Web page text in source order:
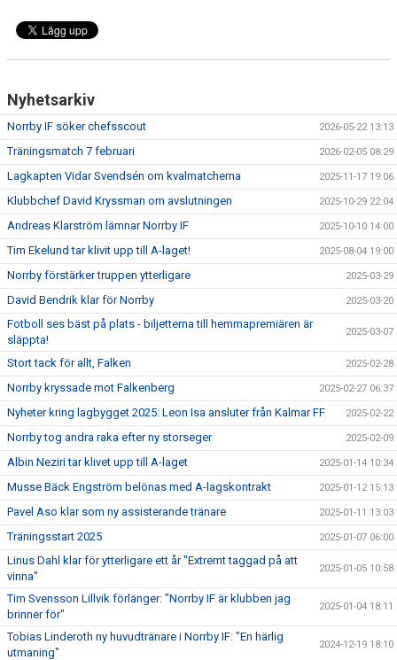
Nyhetsarkiv
Norrby IF söker chefsscout 2026-05-22 13:13
Träningsmatch 7 februari 2026-02-05 08:29
Lagkapten Vidar Svendsén om kvalmatcherna 2025-11-17 19:06
Klubbchef David Kryssman om avslutningen 2025-10-29 22:04
Andreas Klarström lämnar Norrby IF 2025-10-10 14:00
Tim Ekelund tar klivit upp till A-laget! 2025-08-04 19:00
Norrby förstärker truppen ytterligare 2025-03-29
David Bendrik klar för Norrby 2025-03-20
Fotboll ses bäst på plats - biljetterna till hemmapremiären är
släppta!
2025-03-07
Stort tack för allt, Falken 2025-02-28
Norrby kryssade mot Falkenberg 2025-02-27 06:37
Nyheter kring lagbygget 2025: Leon Isa ansluter från Kalmar FF 2025-02-22
Norrby tog andra raka efter ny storseger 2025-02-09
Albin Neziri tar klivet upp till A-laget 2025-01-14 10:34
Musse Bäck Engström belönas med A-lagskontrakt 2025-01-12 15:13
Pavel Aso klar som ny assisterande tränare 2025-01-11 13:03
Träningsstart 2025 2025-01-07 06:00
Linus Dahl klar för ytterligare ett år "Extremt taggad på att
vinna"
2025-01-05 10:58
Tim Svensson Lillvik förlänger: "Norrby IF är klubben jag
brinner för"
2025-01-04 18:11
Tobias Linderoth ny huvudtränare i Norrby IF: "En härlig
utmaning"
2024-12-19 18:10